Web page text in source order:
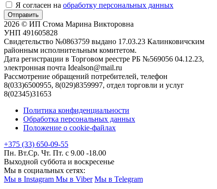
Я согласен на обработку персональных данных
Отправить
2026 © ИП Стома Марина Викторовна
УНП 491605828
Свидетельство №0863759 выдано 17.03.23 Калинковичским
районным исполнительным комитетом.
Дата регистрации в Торговом реестре РБ №569056 04.12.23,
электронная почта Idealson@mail.ru
Рассмотрение обращений потребителей, телефон
8(033)6500955, 8(029)8359997, отдел торговли и услуг
8(02345)31653
Политика конфиденциальности
Обработка персональных данных
Положение о cookie-файлах
+375 (33) 650-09-55
Пн. Вт.Ср. Чт. Пт. с 9.00 -18.00
Выходной суббота и воскресенье
Мы в социальных сетях:
Мы в Instagram Мы в Viber Мы в Telegram